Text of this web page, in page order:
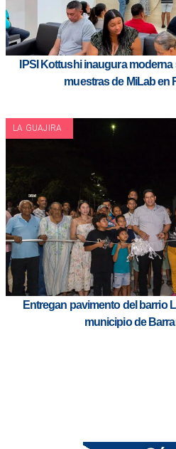
IPSI Kottushi inaugura
muestras de MiLab en
LA GUAJIRA
Entregan pavimento del barrio
municipio de